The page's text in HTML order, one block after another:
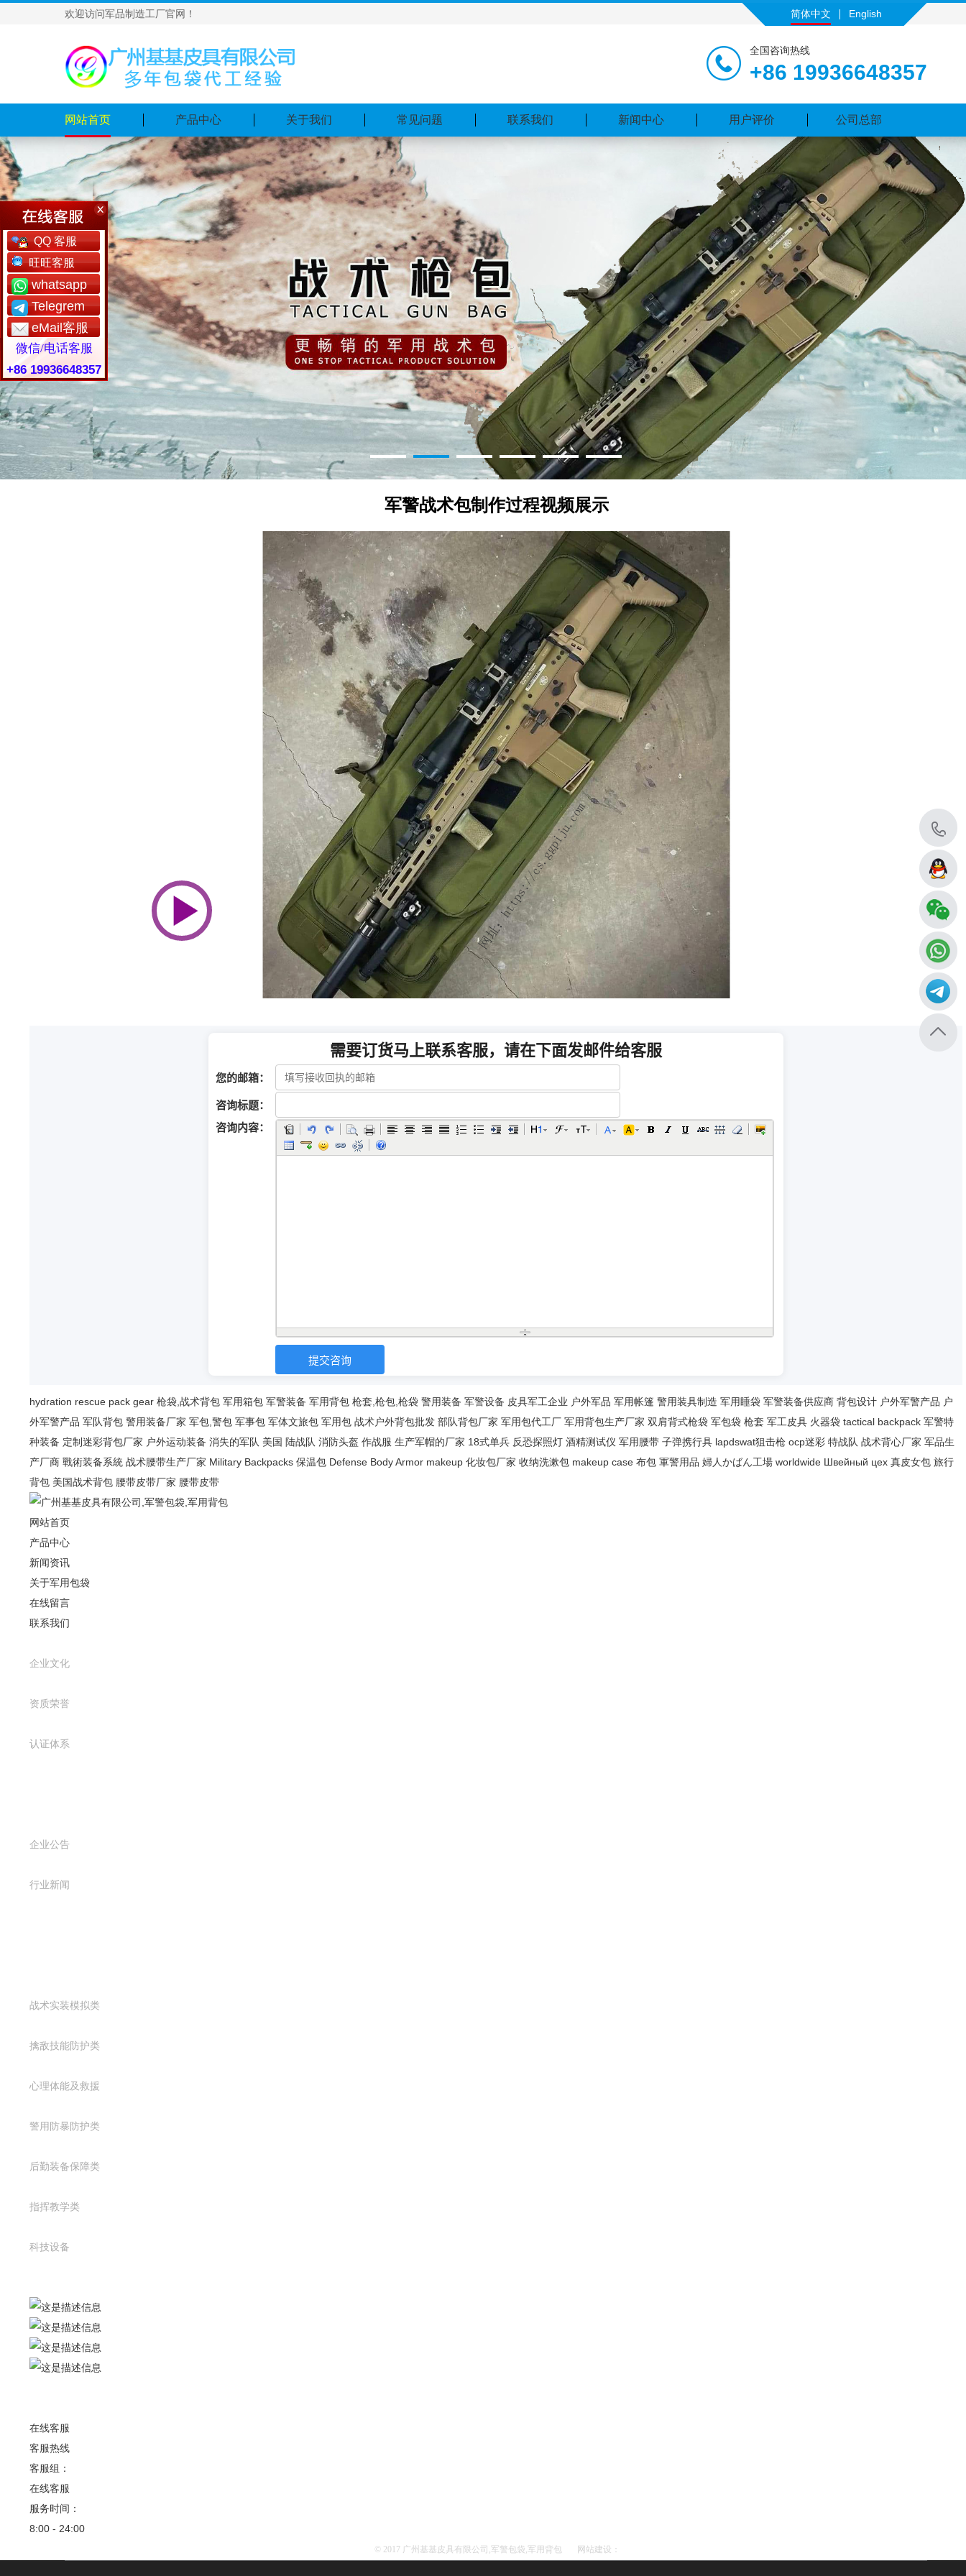
欢迎访问军品制造工厂官网！ 简体中文 English
全国咨询热线
+86 19936648357
网站首页 产品中心 关于我们 常见问题 联系我们 新闻中心 用户评价 公司总部
hydration rescue pack gear 枪袋,战术背包 军用箱包 军警装备 军用背包 枪套,枪包,枪袋 警用装备 军警设备 皮具军工企业 户外军品 军用帐篷 警用装具制造 军用睡袋 军警装备供应商 背包设计 户外军警产品 户
外军警产品 军队背包 警用装备厂家 军包,警包 军事包 军体文旅包 军用包 战术户外背包批发 部队背包厂家 军用包代工厂 军用背包生产厂家 双肩背式枪袋 军包袋 枪套 军工皮具 火器袋 tactical backpack 军警特
种装备 定制迷彩背包厂家 户外运动装备 消失的军队 美国 陆战队 消防头盔 作战服 生产军帽的厂家 18式单兵 反恐探照灯 酒精测试仪 军用腰带 子弹携行具 lapdswat狙击枪 ocp迷彩 特战队 战术背心厂家 军品生
产厂商 戰術装备系統 战术腰带生产厂家 Military Backpacks 保温包 Defense Body Armor makeup 化妆包厂家 收纳洗漱包 makeup case 布包 軍警用品 婦人かばん工場 worldwide Швейный цех 真皮女包 旅行
背包 美国战术背包 腰带皮带厂家 腰带皮带
网站首页
产品中心
新闻资讯
关于军用包袋
在线留言
联系我们
企业文化
资质荣誉
认证体系
企业公告
行业新闻
战术实装模拟类
擒敌技能防护类
心理体能及救援
警用防暴防护类
后勤装备保障类
指挥教学类
科技设备
在线客服
客服热线
客服组：
在线客服
服务时间：
8:00 - 24:00
© 2017 广州基基皮具有限公司,军警包袋,军用背包 网站建设：
QQ 客服
旺旺客服
whatsapp
Telegrem
eMail客服
微信/电话客服
+86 19936648357